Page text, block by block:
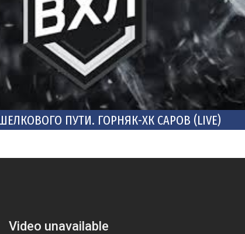
ПУТИ. ГОРНЯК-ХК САРОВ (LIVE)